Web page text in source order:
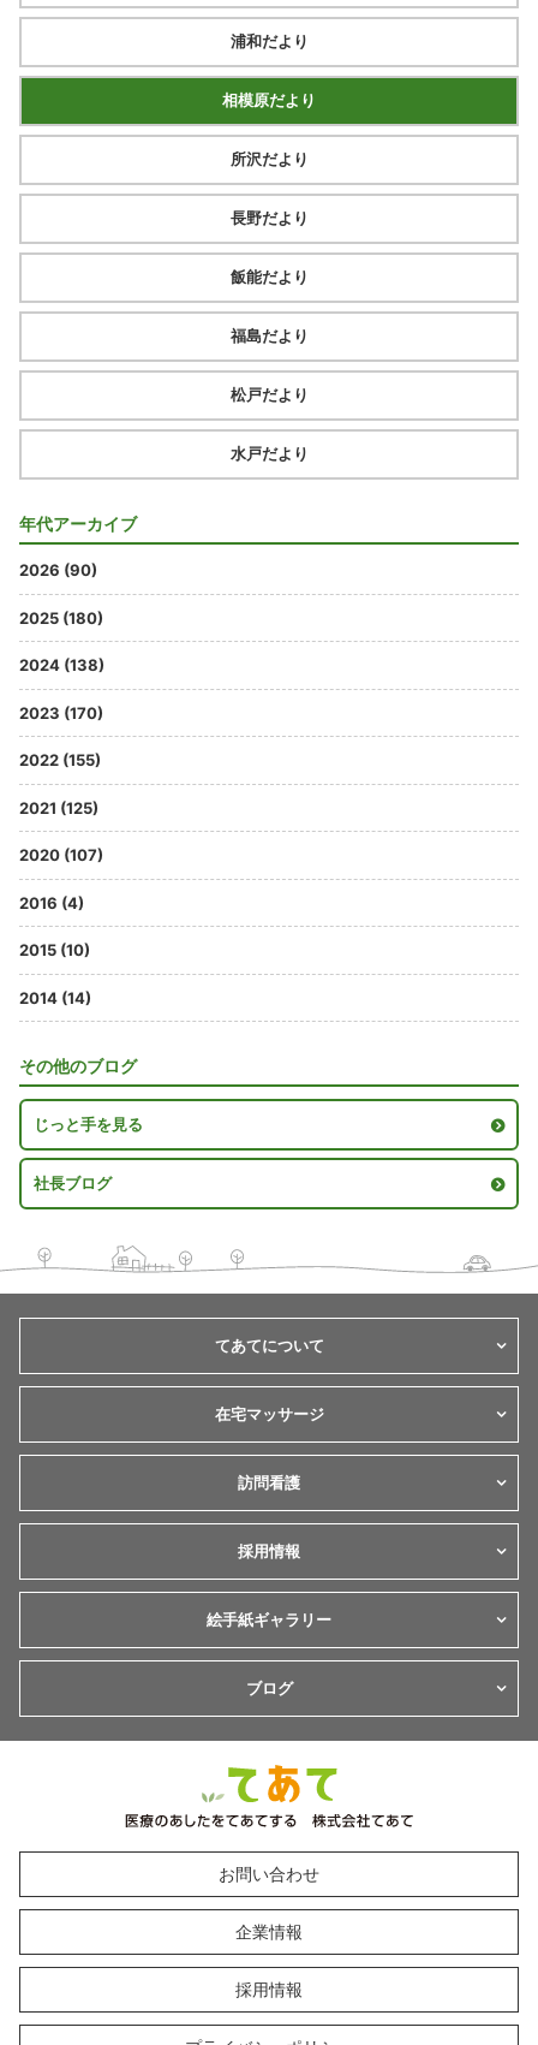
浦和だより
相模原だより
所沢だより
長野だより
飯能だより
福島だより
松戸だより
水戸だより
年代アーカイブ
2026 (90)
2025 (180)
2024 (138)
2023 (170)
2022 (155)
2021 (125)
2020 (107)
2016 (4)
2015 (10)
2014 (14)
その他のブログ
じっと手を見る
社長ブログ
てあてについて
在宅マッサージ
訪問看護
採用情報
絵手紙ギャラリー
ブログ
お問い合わせ
企業情報
採用情報